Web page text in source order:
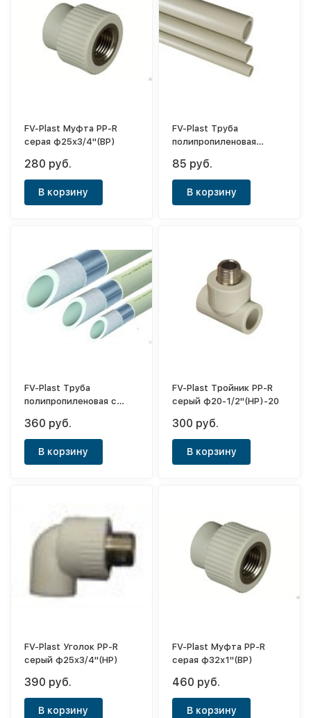
FV-Plast Муфта PP-R
серая ф25х3/4"(ВР)
280 руб.
В корзину
FV-Plast Труба
полипропиленовая
серая ф25х2,3
85 руб.
В корзину
FV-Plast Труба
полипропиленовая с
PP-RCT Stabioxy PN20
серая ф25х2,8
360 руб.
В корзину
FV-Plast Тройник PP-R
серый ф20-1/2"(НР)-20
300 руб.
В корзину
FV-Plast Уголок PP-R
серый ф25х3/4"(НР)
390 руб.
В корзину
FV-Plast Муфта PP-R
серая ф32х1"(ВР)
460 руб.
В корзину